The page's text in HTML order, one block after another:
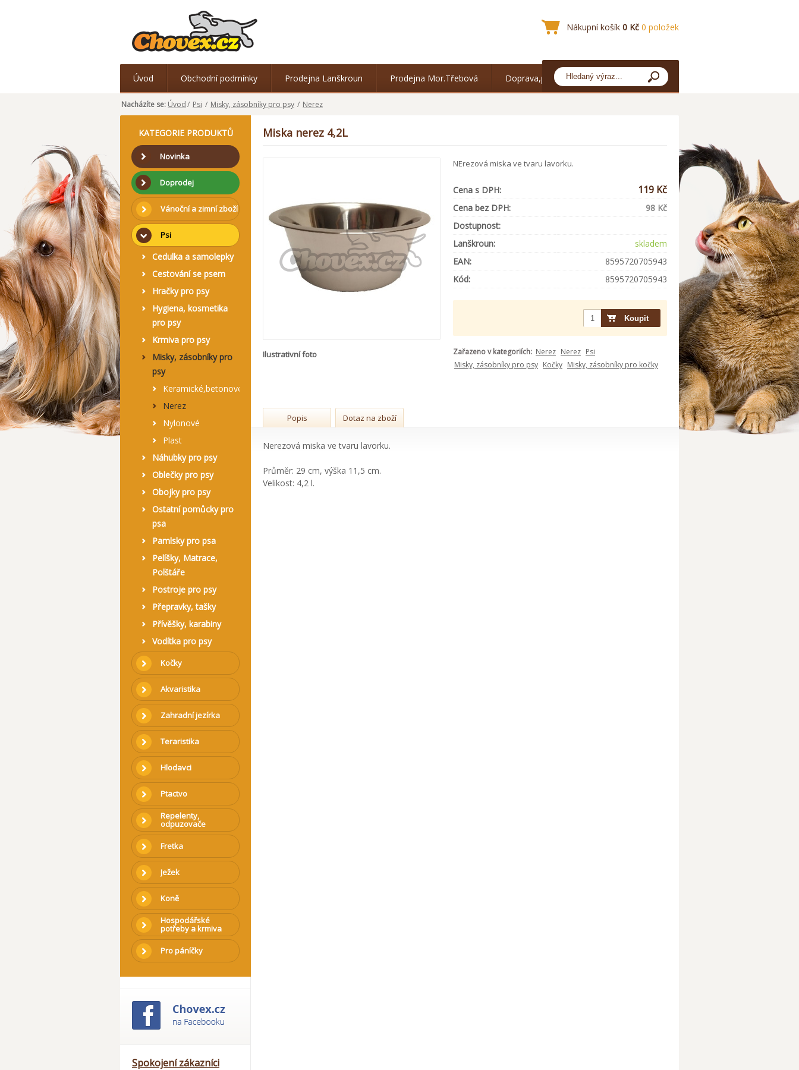
Nákupní košík 0 Kč 0 položek
Úvod Obchodní podmínky Prodejna Lanškroun Prodejna Mor.Třebová Doprava,platba
Nacházíte se: Úvod/ Psi / Misky, zásobníky pro psy / Nerez
KATEGORIE PRODUKTŮ
Novinka
Doprodej
Vánoční a zimní zboží
Psi
Cedulka a samolepky
Cestování se psem
Hračky pro psy
Hygiena, kosmetika
pro psy
Krmiva pro psy
Misky, zásobníky pro
psy
Keramické,betonové
Nerez
Nylonové
Plast
Náhubky pro psy
Oblečky pro psy
Obojky pro psy
Ostatní pomůcky pro
psa
Pamlsky pro psa
Pelíšky, Matrace,
Polštáře
Postroje pro psy
Přepravky, tašky
Přívěšky, karabiny
Vodítka pro psy
Kočky
Akvaristika
Zahradní jezírka
Teraristika
Hlodavci
Ptactvo
Repelenty,
odpuzovače
Fretka
Ježek
Koně
Hospodářské
potřeby a krmiva
Pro páníčky
Spokojení zákazníci
Miska nerez 4,2L
Ilustrativní foto
NErezová miska ve tvaru lavorku.
Cena s DPH: 119 Kč
Cena bez DPH:
98 Kč
Dostupnost:
Lanškroun:
skladem
EAN:
8595720705943
Kód:
8595720705943
Zařazeno v kategoriích: Nerez Nerez Psi
Misky, zásobníky pro psy Kočky Misky, zásobníky pro kočky
Popis Dotaz na zboží
Nerezová miska ve tvaru lavorku.
Průměr: 29 cm, výška 11,5 cm.
Velikost: 4,2 l.